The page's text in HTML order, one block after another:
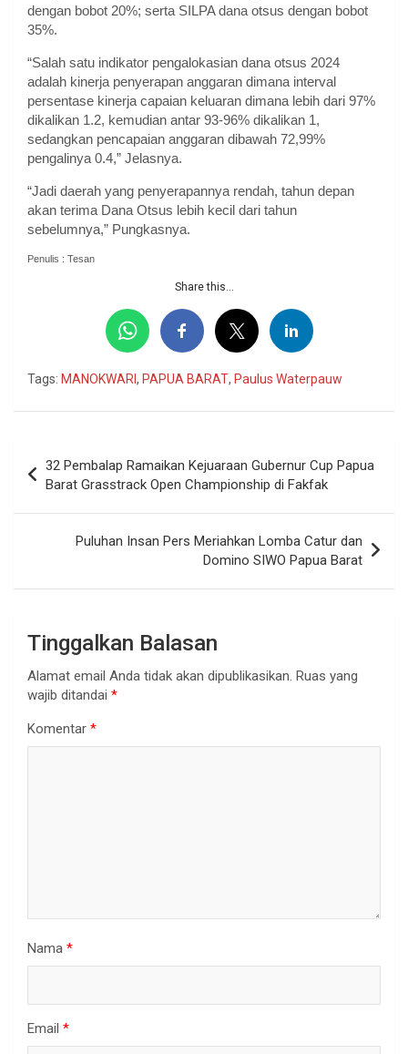
dengan bobot 20%; serta SILPA dana otsus dengan bobot
35%.
“Salah satu indikator pengalokasian dana otsus 2024
adalah kinerja penyerapan anggaran dimana interval
persentase kinerja capaian keluaran dimana lebih dari 97%
dikalikan 1.2, kemudian antar 93-96% dikalikan 1,
sedangkan pencapaian anggaran dibawah 72,99%
pengalinya 0.4,” Jelasnya.
“Jadi daerah yang penyerapannya rendah, tahun depan
akan terima Dana Otsus lebih kecil dari tahun
sebelumnya,” Pungkasnya.
Penulis : Tesan
Share this...
Tags: MANOKWARI, PAPUA BARAT, Paulus Waterpauw
pos
32 Pembalap Ramaikan Kejuaraan Gubernur Cup Papua
Barat Grasstrack Open Championship di Fakfak
Puluhan Insan Pers Meriahkan Lomba Catur dan
Domino SIWO Papua Barat
Tinggalkan Balasan
Alamat email Anda tidak akan dipublikasikan. Ruas yang
wajib ditandai *
Komentar *
Nama *
Email *